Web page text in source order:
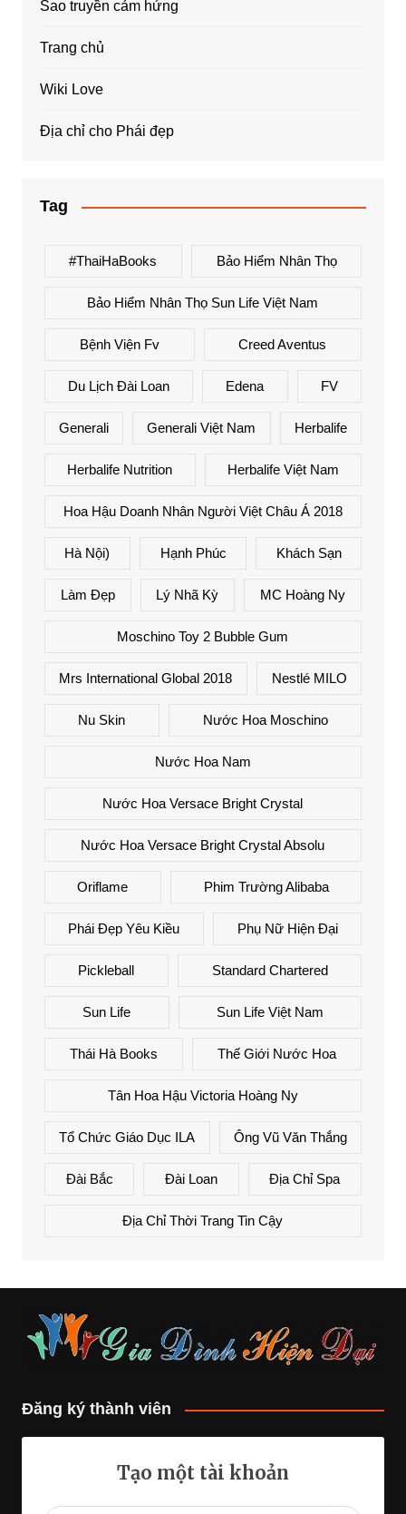
Sao truyền cảm hứng
Trang chủ
Wiki Love
Địa chỉ cho Phái đẹp
Tag
#ThaiHaBooks Bảo Hiểm Nhân Thọ
Bảo Hiểm Nhân Thọ Sun Life Việt Nam
Bệnh Viện Fv Creed Aventus
Du Lịch Đài Loan Edena FV
Generali Generali Việt Nam Herbalife
Herbalife Nutrition Herbalife Việt Nam
Hoa Hậu Doanh Nhân Người Việt Châu Á 2018
Hà Nội) Hạnh Phúc Khách Sạn
Làm Đẹp Lý Nhã Kỳ MC Hoàng Ny
Moschino Toy 2 Bubble Gum
Mrs International Global 2018 Nestlé MILO
Nu Skin Nước Hoa Moschino
Nước Hoa Nam
Nước Hoa Versace Bright Crystal
Nước Hoa Versace Bright Crystal Absolu
Oriflame Phim Trường Alibaba
Phái Đẹp Yêu Kiều Phụ Nữ Hiện Đại
Pickleball Standard Chartered
Sun Life Sun Life Việt Nam
Thái Hà Books Thế Giới Nước Hoa
Tân Hoa Hậu Victoria Hoàng Ny
Tổ Chức Giáo Dục ILA Ông Vũ Văn Thắng
Đài Bắc Đài Loan Địa Chỉ Spa
Địa Chỉ Thời Trang Tin Cậy
Đăng ký thành viên
Tạo một tài khoản